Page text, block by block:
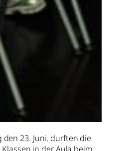
den 23. Juni, durften die